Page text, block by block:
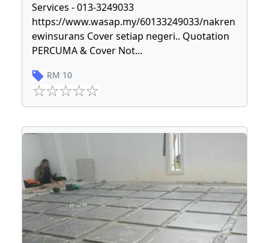
Services - 013-3249033
https://www.wasap.my/60133249033/nakren
ewinsurans Cover setiap negeri.. Quotation
PERCUMA & Cover Not...
RM 10